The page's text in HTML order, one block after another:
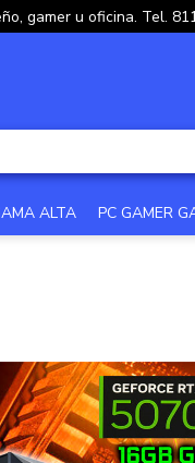
gamer u oficina. Tel.
ALTA PC GAMER